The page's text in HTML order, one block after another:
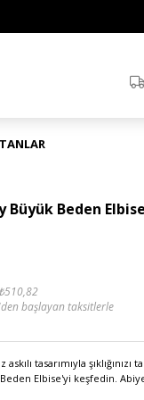
Beden
₺510,82
'den başlayan taksitlerle
tasarımıyla
Elbise'yi keşfedin.